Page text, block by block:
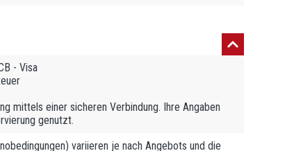
- Visa
mittels einer sicheren Verbindung. Ihre Angaben
genutzt.
variieren je nach Angebots und die